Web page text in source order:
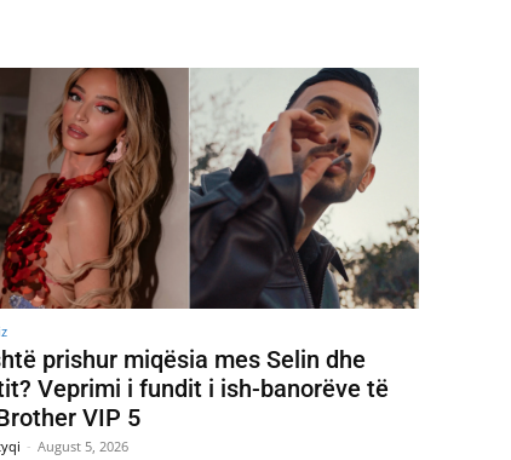
prishur miqësia mes Selin dhe
Veprimi i fundit i ish-banorëve të
VIP 5
- August 5, 2026